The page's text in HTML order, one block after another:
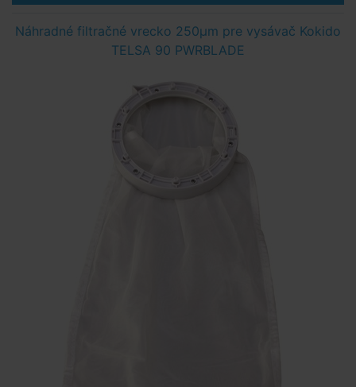
Náhradné filtračné vrecko 250μm pre vysávač Kokido
TELSA 90 PWRBLADE